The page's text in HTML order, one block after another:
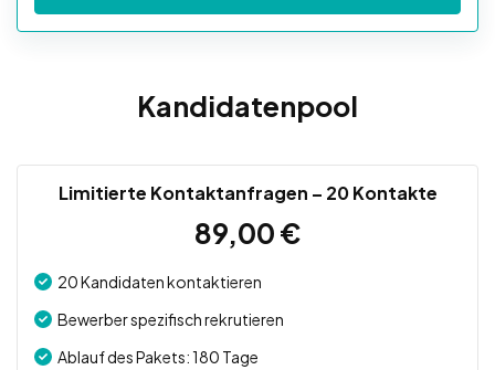
Kandidatenpool
Limitierte Kontaktanfragen – 20 Kontakte
89,00€
20 Kandidaten kontaktieren
Bewerber spezifisch rekrutieren
Ablauf des Pakets: 180 Tage